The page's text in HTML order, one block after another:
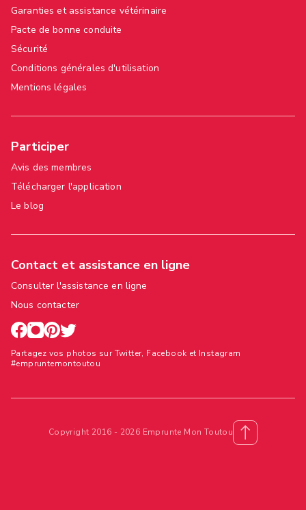
Garanties et assistance vétérinaire
Pacte de bonne conduite
Sécurité
Conditions générales d'utilisation
Mentions légales
Participer
Avis des membres
Télécharger l'application
Le blog
Contact et assistance en ligne
Consulter l'assistance en ligne
Nous contacter
Partagez vos photos sur Twitter, Facebook et Instagram
#empruntemontoutou
Copyright 2016 - 2026 Emprunte Mon Toutou